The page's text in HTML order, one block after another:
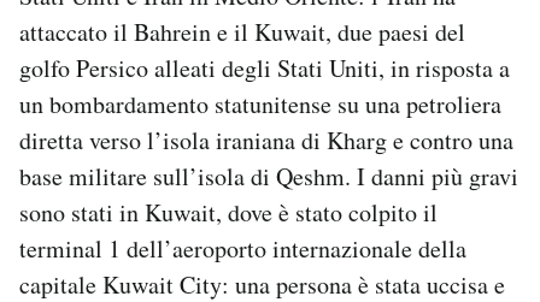
Hai bisogno di aiuto?
Esci
attaccato il Bahrein e il Kuwait, due paesi del
golfo Persico alleati degli Stati Uniti, in risposta a
un bombardamento statunitense su una petroliera
diretta verso l’isola iraniana di Kharg e contro una
base militare sull’isola di Qeshm. I danni più gravi
sono stati in Kuwait, dove è stato colpito il
terminal 1 dell’aeroporto internazionale della
capitale Kuwait City: una persona è stata uccisa e